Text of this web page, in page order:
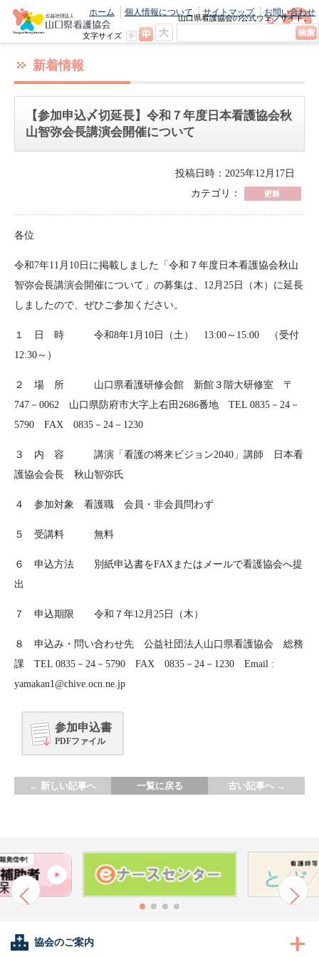
山口県看護協会の公式ウェブサイト。
最新のニュースやお知らせをいち早くお
ホーム 個人情報について サイトマップ お問い合わせ
文字サイズ
新着情報
【参加申込〆切延長】令和７年度日本看護協会秋
山智弥会長講演会開催について
投稿日時：2025年12月17日
カテゴリ：
各位
令和7年11月10日に掲載しました「令和７年度日本看護協会秋山
智弥会長講演会開催について」の募集は、12月25日（木）に延長
しましたので、ぜひご参加ください。
１ 日 時 令和8年1月10日（土） 13:00～15:00 （受付
12:30～）
２ 場 所 山口県看護研修会館 新館３階大研修室 〒
747－0062 山口県防府市大字上右田2686番地 TEL 0835－24－
5790 FAX 0835－24－1230
３ 内 容 講演「看護の将来ビジョン2040」講師 日本看
護協会会長 秋山智弥氏
４ 参加対象 看護職 会員・非会員問わず
５ 受講料 無料
６ 申込方法 別紙申込書をFAXまたはメールで看護協会へ提
出
７ 申込期限 令和７年12月25日（木）
８ 申込み・問い合わせ先 公益社団法人山口県看護協会 総務
課 TEL 0835－24－5790 FAX 0835－24－1230 Email :
yamakan1@chive.ocn.ne.jp
参加申込書
PDFファイル
← 新しい記事へ 一覧に戻る 古い記事へ →
協会のご案内